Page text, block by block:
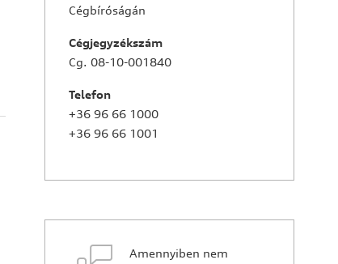
Cégbíróságán
Cégjegyzékszám
Cg. 08-10-001840
Telefon
+36 96 66 1000
+36 96 66 1001
Amennyiben nem